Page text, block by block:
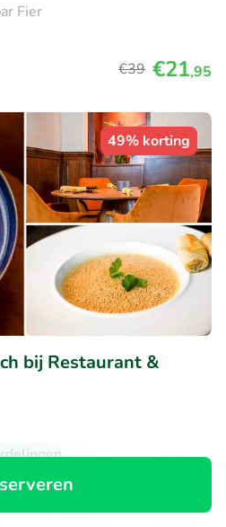
Fier
€39 €21,95
49% korting
bij Restaurant &
Fier